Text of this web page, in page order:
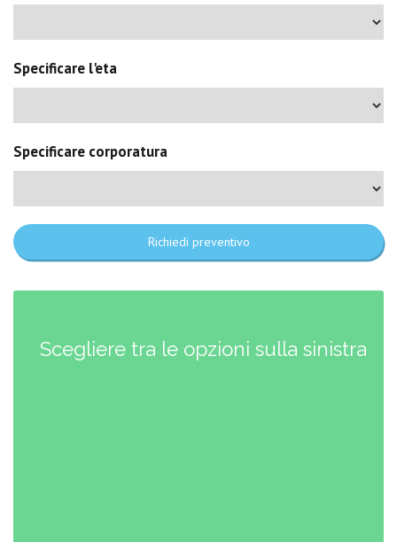
Specificare l'eta
Specificare corporatura
Richiedi preventivo
Scegliere tra le opzioni sulla sinistra